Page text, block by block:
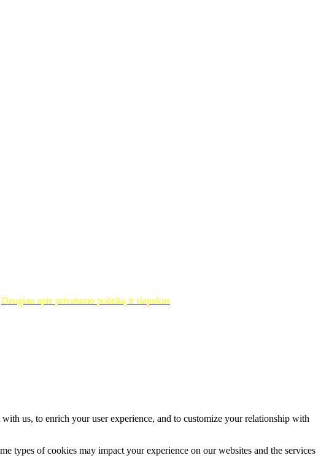
Daugiau apie privatumo politiką ir slapukus
us, to enrich your user experience, and to customize your relationship with
types of cookies may impact your experience on our websites and the services